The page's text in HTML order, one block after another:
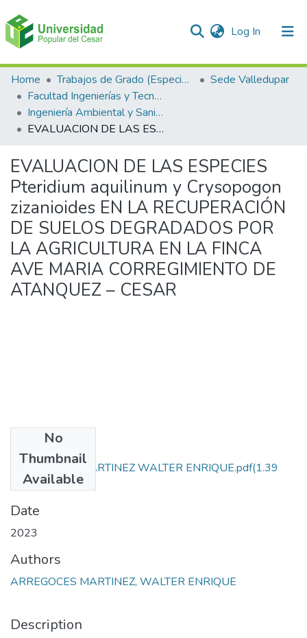
Log In (current)
Communities & Collections
All of DSpace
Statistics
Home Trabajos de Grado (Especializaciones y Pregrados)
Sede Valledupar
Facultad Ingenierías y Tecnologías
Ingeniería Ambiental y Sanitaria.
EVALUACION DE LAS ESPECIES Pteridium aquilinum y Crysopogon zizanioides EN LA RECUPERACIÓN DE SUELOS DEGRADADOS POR LA AGRICULTURA EN LA FINCA AVE MARIA CORREGIMIENTO DE ATANQUEZ – CESAR
EVALUACION DE LAS ESPECIES
Pteridium aquilinum y Crysopogon
zizanioides EN LA RECUPERACIÓN
DE SUELOS DEGRADADOS POR
LA AGRICULTURA EN LA FINCA
AVE MARIA CORREGIMIENTO DE
ATANQUEZ – CESAR
No
Thumbnail
Available
ARREGOCES MARTINEZ WALTER ENRIQUE.pdf(1.39
MB)
Date
2023
Authors
ARREGOCES MARTINEZ, WALTER ENRIQUE
Description